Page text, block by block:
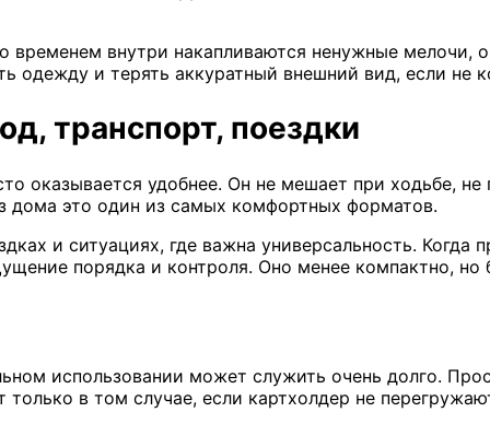
временем внутри накапливаются ненужные
и терять аккуратный внешний вид, если не
транспорт, поездки
оказывается удобнее. Он не мешает при ходьбе,
дома это один из самых комфортных форматов.
и ситуациях, где важна универсальность.
порядка и контроля. Оно менее компактно, но
использовании может служить очень долго.
в том случае, если картхолдер не